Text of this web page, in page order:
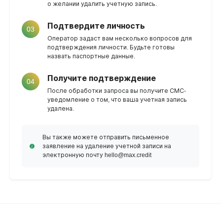
о желании удалить учетную запись.
03 Подтвердите личность
Оператор задаст вам несколько вопросов для
подтверждения личности. Будьте готовы
назвать паспортные данные.
04 Получите подтверждение
После обработки запроса вы получите СМС-
уведомление о том, что ваша учетная запись
удалена.
Вы также можете отправить письменное
заявление на удаление учетной записи на
электронную почту hello@max.credit